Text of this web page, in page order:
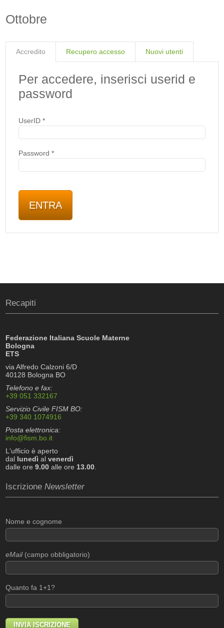
Ottobre
Accredito Recupero accesso Nuovi utenti
Per accedere, inserisci userid e
password
UserID*
Password*
Recapiti
Federazione Italiana Scuole Materne
Bologna
ETS
via Alfredo Calzoni 6/D
40128 Bologna BO
Telefono e fax:
+39 051 332167
Servizio Civile FISM BO:
+39 340 1074916
Posta elettronica:
info@fism.bo.it
L'ufficio è aperto
dal lunedì alvenerdì
dalle ore9.00 alle ore 13.00.
IscrizioneNewsletter
Nome e cognome
eMail(campo obbligatorio)
Quanto fa 1+1?